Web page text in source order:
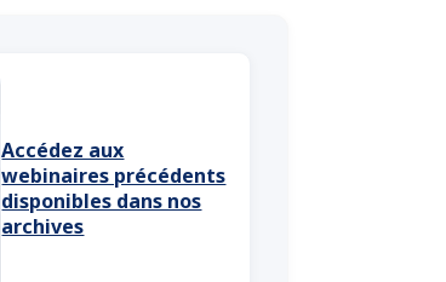
Accédez aux
webinaires précédents
disponibles dans nos
archives